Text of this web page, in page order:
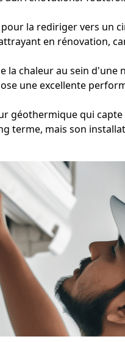
la rediriger vers un
en rénovation,
la chaleur au sein d'une
une excellente
géothermique qui
terme, mais son